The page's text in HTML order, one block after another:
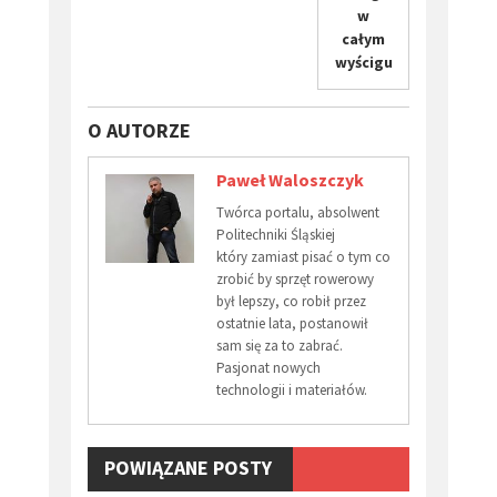
w
całym
wyścigu
O AUTORZE
Paweł Waloszczyk
Twórca portalu, absolwent
Politechniki Śląskiej
który zamiast pisać o tym co
zrobić by sprzęt rowerowy
był lepszy, co robił przez
ostatnie lata, postanowił
sam się za to zabrać.
Pasjonat nowych
technologii i materiałów.
POWIĄZANE POSTY